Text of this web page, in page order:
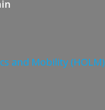
and Mobility (HOLM)